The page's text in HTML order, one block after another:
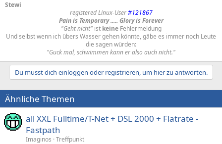
Stewi
registered Linux-User#121867
Pain is Temporary ..... Glory is Forever
"Geht nicht"ist keineFehlermeldung
Und selbst wenn ich übers Wasser gehen könnte, gäbe es immer noch Leute
die sagen würden:
"Guck mal, schwimmen kann er also auch nicht."
Du musst dich einloggen oder registrieren, um hier zu antworten.
Ähnliche Themen
all XXL Fulltime/T-Net + DSL 2000 + Flatrate -
Fastpath
Imaginos Treffpunkt